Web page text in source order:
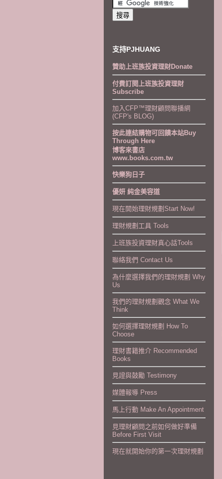
支持PJHUANG
贊助上班族投資理財Donate
付費訂閱上班族投資理財
Subscribe
加入CFP™理財顧問聯播網
(CFP's BLOG)
按此連結購物可回饋本站Buy
Through Here
博客來書店
www.books.com.tw
快樂狗日子
優妍 純金美容道
現在開始理財規劃Start Now!
理財規劃工具 Tools
上班族投資理財真心話Tools
聯絡我們 Contact Us
為什麼選擇我們的理財規劃 Why
Us
我們的理財規劃觀念 What We
Think
如何選擇理財規劃 How To
Choose
理財書籍推介 Recommended
Books
見證與鼓勵 Testimony
媒體報導 Press
馬上行動 Make An Appointment
見理財顧問之前如何做好準備
Before First Visit
現在就開始你的第一次理財規劃